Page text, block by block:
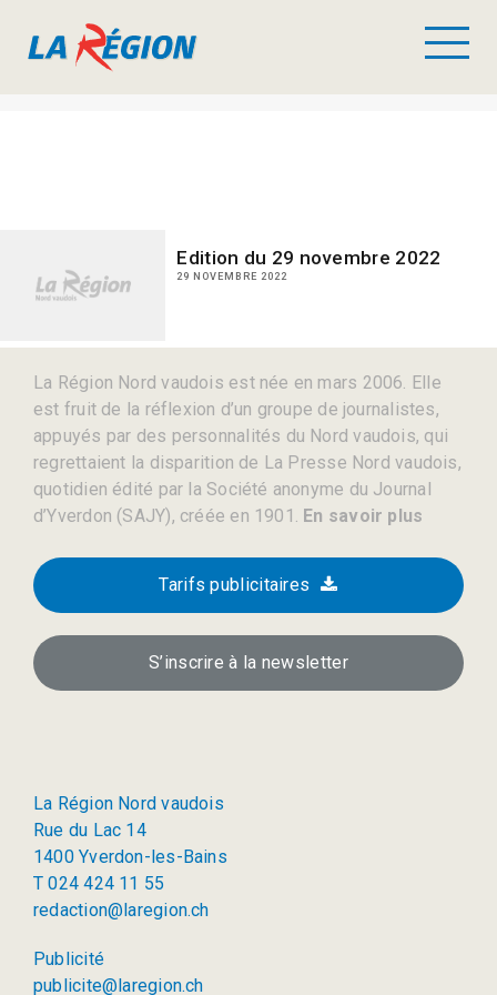
Edition du 29 novembre 2022
29 NOVEMBRE 2022
La Région Nord vaudois est née en mars 2006. Elle
est fruit de la réflexion d’un groupe de journalistes,
appuyés par des personnalités du Nord vaudois, qui
regrettaient la disparition de La Presse Nord vaudois,
quotidien édité par la Société anonyme du Journal
d’Yverdon (SAJY), créée en 1901. En savoir plus
Tarifs publicitaires
S’inscrire à la newsletter
La Région Nord vaudois
Rue du Lac 14
1400 Yverdon-les-Bains
T 024 424 11 55
redaction@laregion.ch
Publicité
publicite@laregion.ch